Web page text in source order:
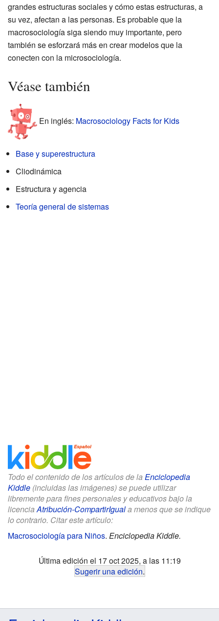
grandes estructuras sociales y cómo estas estructuras, a
su vez, afectan a las personas. Es probable que la
macrosociología siga siendo muy importante, pero
también se esforzará más en crear modelos que la
conecten con la microsociología.
Véase también
En inglés: Macrosociology Facts for Kids
Base y superestructura
Cliodinámica
Estructura y agencia
Teoría general de sistemas
Todo el contenido de los artículos de la Enciclopedia
Kiddle (incluidas las imágenes) se puede utilizar
libremente para fines personales y educativos bajo la
licenciaAtribución-CompartirIguala menos que se indique
lo contrario. Citar este artículo:
Macrosociología para Niños. Enciclopedia Kiddle.
Última edición el 17 oct 2025, a las 11:19
Sugerir una edición.